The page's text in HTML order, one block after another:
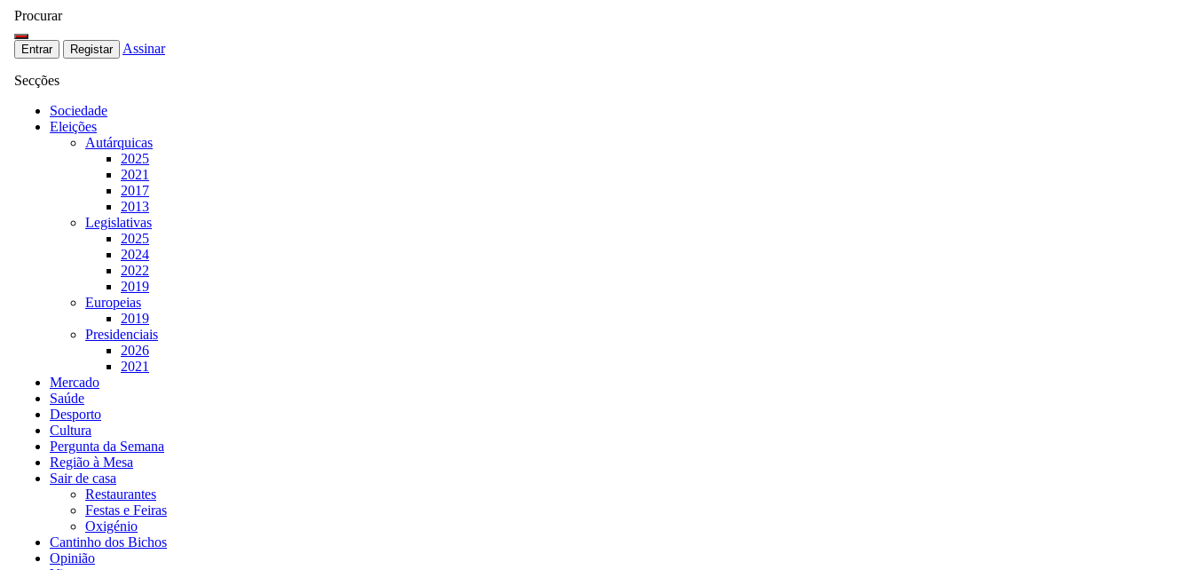
Procurar
Entrar Registar Assinar
Secções
Sociedade
Eleições
Autárquicas
2025
2021
2017
2013
Legislativas
2025
2024
2022
2019
Europeias
2019
Presidenciais
2026
2021
Mercado
Saúde
Desporto
Cultura
Pergunta da Semana
Região à Mesa
Sair de casa
Restaurantes
Festas e Feiras
Oxigénio
Cantinho dos Bichos
Opinião